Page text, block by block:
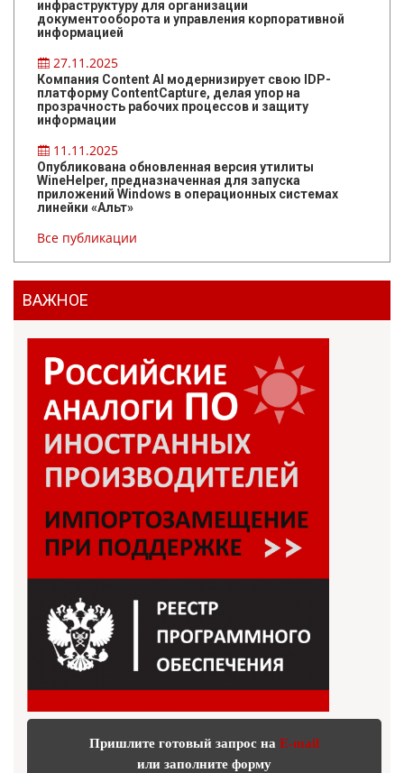
инфраструктуру для организации
документооборота и управления корпоративной
информацией
27.11.2025
Компания Content AI модернизирует свою IDP-
платформу ContentCapture, делая упор на
прозрачность рабочих процессов и защиту
информации
11.11.2025
Опубликована обновленная версия утилиты
WineHelper, предназначенная для запуска
приложений Windows в операционных системах
линейки «Альт»
Все публикации
ВАЖНОЕ
Пришлите готовый запрос на E-mail
или заполните форму